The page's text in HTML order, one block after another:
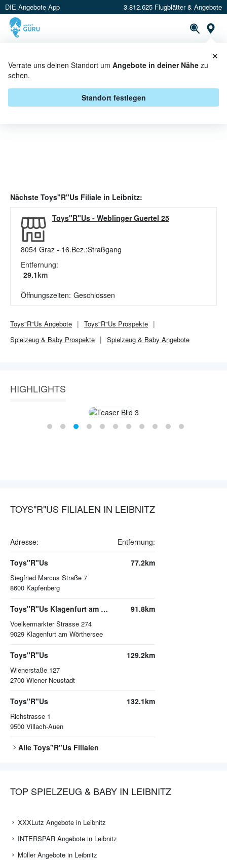
DIE Angebote App 3.812.625 Flugblätter & Angebote
Verrate uns deinen Standort um Angebote in deiner Nähe zu
sehen.
Standort festlegen
×
TOYS"R"US ANGEBOTE IN
Nächste Toys"R"Us Filiale in Leibnitz:
Toys"R"Us - Weblinger Guertel 25
8054 Graz - 16.Bez.:Straßgang
Entfernung:
29.1km
Öffnungszeiten: Geschlossen
Toys"R"Us Angebote Toys"R"Us Prospekte
Spielzeug & Baby Prospekte Spielzeug & Baby Angebote
HIGHLIGHTS
TOYS"R"US FILIALEN IN LEIBNITZ
Adresse: Entfernung:
Toys"R"Us
Siegfried Marcus Straße 7
8600 Kapfenberg
77.2km
Toys"R"Us Klagenfurt am Wörthersee
Voelkermarkter Strasse 274
9029 Klagenfurt am Wörthersee
91.8km
Toys"R"Us
Wienerstaße 127
2700 Wiener Neustadt
129.2km
Toys"R"Us
Richstrasse 1
9500 Villach-Auen
132.1km
Alle Toys"R"Us Filialen
TOP SPIELZEUG & BABY IN LEIBNITZ
XXXLutz Angebote in Leibnitz
INTERSPAR Angebote in Leibnitz
Müller Angebote in Leibnitz